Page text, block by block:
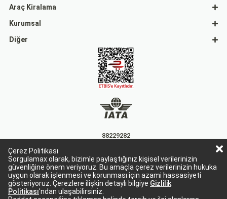
Çerez Politikası
Sorgulamax olarak, bizimle paylaştığınız kişisel verilerinizin
güvenliğine önem veriyoruz. Bu amaçla çerez verilerinizin hukuka
uygun olarak işlenmesi ve korunması için azami hassasiyeti
gösteriyoruz. Çerezlere ilişkin detaylı bilgiye Gizlilik
Politikası'ndan ulaşabilirsiniz.
Araç Kiralama
Kurumsal
Diğer
88229282
15863